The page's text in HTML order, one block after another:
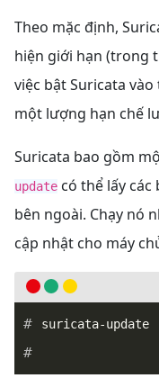
Theo mặc định,
hiện giới hạn (trong
việc bật Suricata
một lượng hạn chế
Suricata bao gồm
update có thể lấy
bên ngoài. Chạy nó
cập nhật cho máy